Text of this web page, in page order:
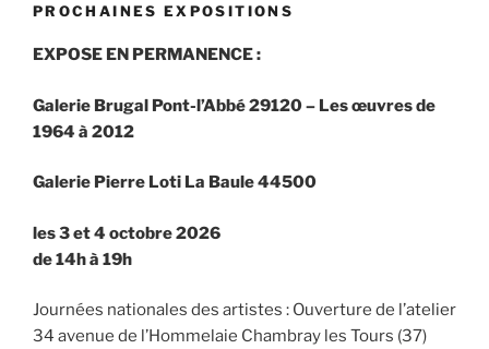
PROCHAINES EXPOSITIONS
EXPOSE EN PERMANENCE :
Galerie Brugal Pont-l’Abbé 29120 – Les œuvres de
1964 à 2012
Galerie Pierre Loti La Baule 44500
les 3 et 4 octobre 2026
de 14h à 19h
Journées nationales des artistes : Ouverture de l’atelier
34 avenue de l’Hommelaie Chambray les Tours (37)